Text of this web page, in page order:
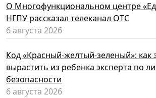
О Многофункциональном центре
НГПУ рассказал телеканал ОТС
6 августа 2026
Код «Красный-желтый-зеленый»: как
вырастить из ребенка эксперта по
безопасности
6 августа 2026